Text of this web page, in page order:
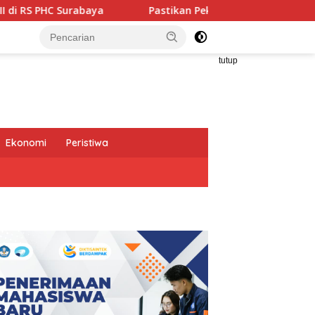
Pastikan Pekayanan Maksimal, Direksi Jasa Raharja
tutup
Ekonomi Peristiwa